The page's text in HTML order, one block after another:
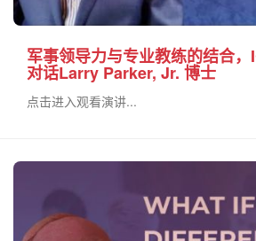
军事领导力与专业教练的结合
对话Larry Parker, Jr. 博士
点击进入观看演讲...